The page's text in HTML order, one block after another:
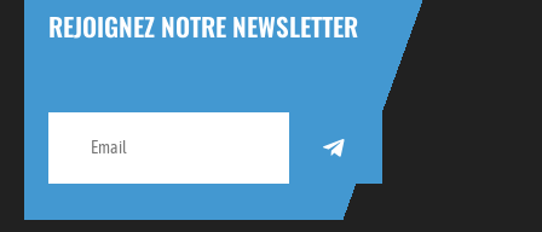
REJOIGNEZ NOTRE NEWSLETTER